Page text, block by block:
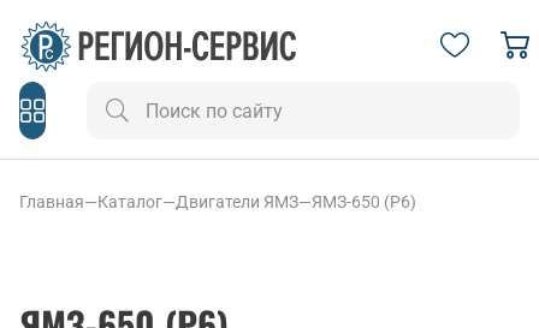
Главная—Каталог—Двигатели ЯМЗ—ЯМЗ-650 (Р6)